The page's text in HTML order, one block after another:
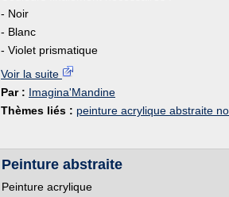
- Noir
- Blanc
- Violet prismatique
Voir la suite
Par : Imagina'Mandine
Thèmes liés : peinture acrylique abstraite
Peinture abstraite
Peinture acrylique